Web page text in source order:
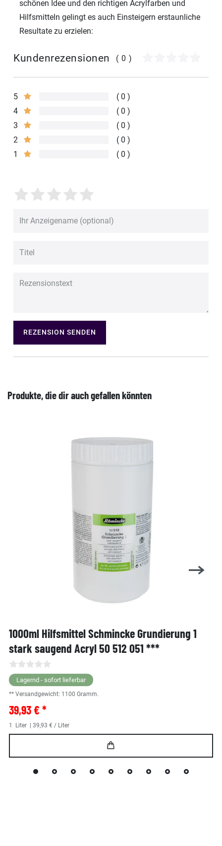
schönen Idee und den richtigen Acrylfarben und
Hilfsmitteln gelingt es auch Einsteigern erstaunliche
Resultate zu erzielen:
Kundenrezensionen (0)
5
0
4
0
3
0
2
0
1
0
REZENSION SENDEN
Produkte, die dir auch gefallen könnten
1000ml Hilfsmittel Schmincke Grundierung 1
stark saugend Acryl 50 512 051 ***
Lagernd - sofort lieferbar
** Versandgewicht: 1100 Gramm.
39,93 € *
1 Liter | 39,93 € / Liter